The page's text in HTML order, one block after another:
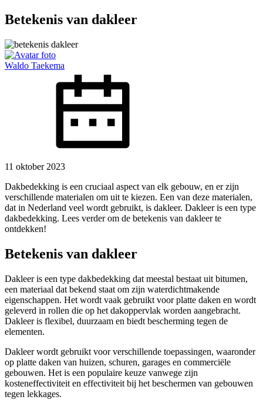
Betekenis van dakleer
Waldo Taekema
11 oktober 2023
Dakbedekking is een cruciaal aspect van elk gebouw, en er zijn
verschillende materialen om uit te kiezen. Een van deze materialen,
dat in Nederland veel wordt gebruikt, is dakleer. Dakleer is een type
dakbedekking. Lees verder om de betekenis van dakleer te
ontdekken!
Betekenis van dakleer
Dakleer is een type dakbedekking dat meestal bestaat uit bitumen,
een materiaal dat bekend staat om zijn waterdichtmakende
eigenschappen. Het wordt vaak gebruikt voor platte daken en wordt
geleverd in rollen die op het dakoppervlak worden aangebracht.
Dakleer is flexibel, duurzaam en biedt bescherming tegen de
elementen.
Dakleer wordt gebruikt voor verschillende toepassingen, waaronder
op platte daken van huizen, schuren, garages en commerciële
gebouwen. Het is een populaire keuze vanwege zijn
kosteneffectiviteit en effectiviteit bij het beschermen van gebouwen
tegen lekkages.